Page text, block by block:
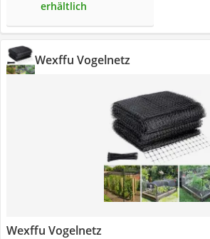
erhältlich
Wexffu Vogelnetz
Wexffu Vogelnetz